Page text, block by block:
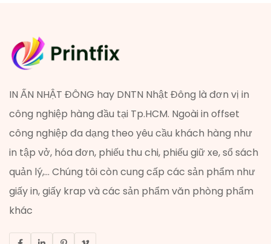
IN ẤN NHẬT ĐÔNG hay DNTN Nhật Đông là đơn vị in
công nghiệp hàng đầu tại Tp.HCM. Ngoài in offset
công nghiệp đa dạng theo yêu cầu khách hàng như
in tập vở, hóa đơn, phiếu thu chi, phiếu giữ xe, sổ sách
quản lý,... Chúng tôi còn cung cấp các sản phẩm như
giấy in, giấy krap và các sản phẩm văn phòng phẩm
khác